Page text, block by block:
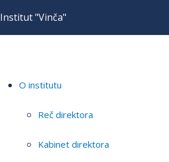
Institut "Vinča"
O institutu
Reč direktora
Kabinet direktora